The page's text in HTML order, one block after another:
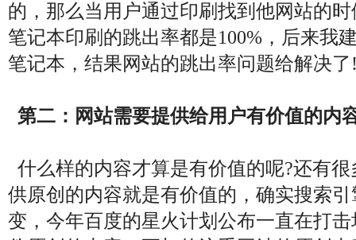
的，那么当用户通过印刷找到他网站的
笔记本印刷的跳出率都是100%，后来我
笔记本，结果网站的跳出率问题给解决了
第二：网站需要提供给用户有价值的内
什么样的内容才算是有价值的呢?还有
供原创的内容就是有价值的，确实搜索
变，今年百度的星火计划公布一直在打